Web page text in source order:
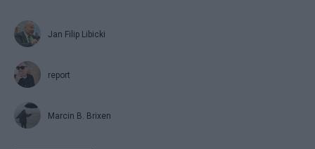
Jan Filip Libicki
report
Marcin B. Brixen